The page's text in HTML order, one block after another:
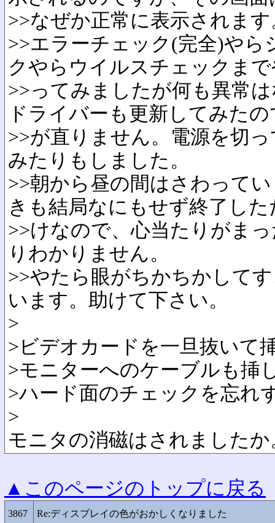
>>なぜか正常に表示されます
>>エラーチェック(完全)や
クやらウイルスチェックま
>>ってみましたが何も異常
ドライバーも更新してみた
>>が直りません。電源を切
みたりもしました。
>>朝から昼の間はさわって
きも結局なにもせず終了した
>>けなので、心当たりがま
りわかりません。
>>やたら眼がちかちかして
います。助けて下さい。
>
>ビデオカードを一旦抜いて
>モニターへのケーブルも挿
>ハード面のチェックを忘れ
>
モニタの消磁はされましたか
▲このページのトップに戻る
3867 Re:ディスプレイの色がおかしくなりました